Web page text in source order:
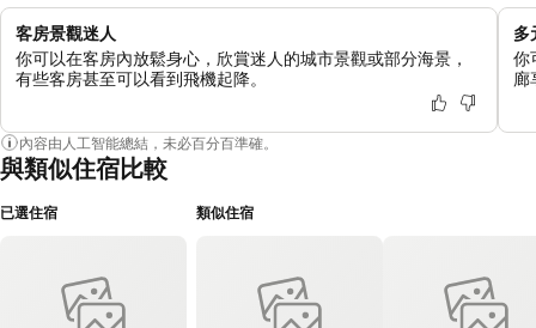
客房景觀迷人
你可以在客房內放鬆身心，欣賞迷人的城市景觀或部分海景，
有些客房甚至可以看到飛機起降。
多
你
廊
內容由人工智能總結，未必百分百準確。
與類似住宿比較
已選住宿 類似住宿